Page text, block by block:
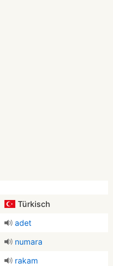
Türkisch
adet
numara
rakam